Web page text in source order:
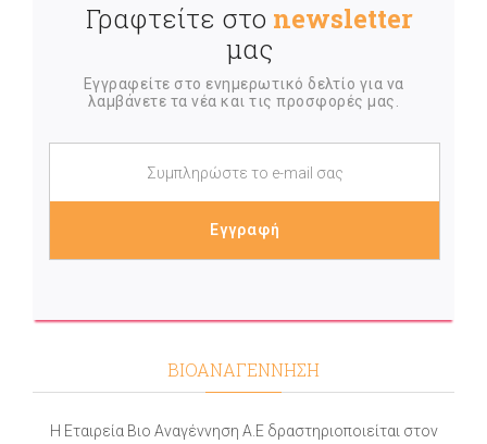
Γραφτείτε στο newsletter
μας
Εγγραφείτε στο ενημερωτικό δελτίο για να
λαμβάνετε τα νέα και τις προσφορές μας.
ΒΙΟΑΝΑΓΕΝΝΗΣΗ
Η Εταιρεία Βιο Αναγέννηση Α.Ε δραστηριοποιείται στον